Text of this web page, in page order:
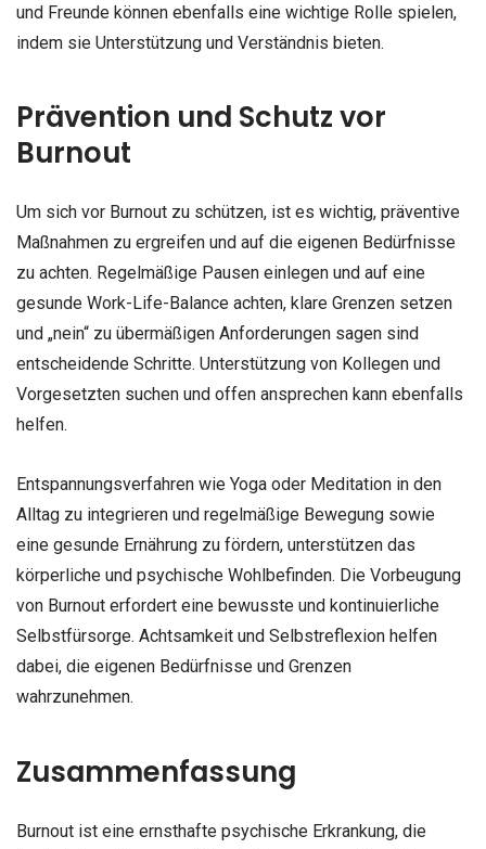
und Freunde können ebenfalls eine wichtige Rolle spielen,
indem sie Unterstützung und Verständnis bieten.
Prävention und Schutz vor
Burnout
Um sich vor Burnout zu schützen, ist es wichtig, präventive
Maßnahmen zu ergreifen und auf die eigenen Bedürfnisse
zu achten. Regelmäßige Pausen einlegen und auf eine
gesunde Work-Life-Balance achten, klare Grenzen setzen
und „nein“ zu übermäßigen Anforderungen sagen sind
entscheidende Schritte. Unterstützung von Kollegen und
Vorgesetzten suchen und offen ansprechen kann ebenfalls
helfen.
Entspannungsverfahren wie Yoga oder Meditation in den
Alltag zu integrieren und regelmäßige Bewegung sowie
eine gesunde Ernährung zu fördern, unterstützen das
körperliche und psychische Wohlbefinden. Die Vorbeugung
von Burnout erfordert eine bewusste und kontinuierliche
Selbstfürsorge. Achtsamkeit und Selbstreflexion helfen
dabei, die eigenen Bedürfnisse und Grenzen
wahrzunehmen.
Zusammenfassung
Burnout ist eine ernsthafte psychische Erkrankung, die